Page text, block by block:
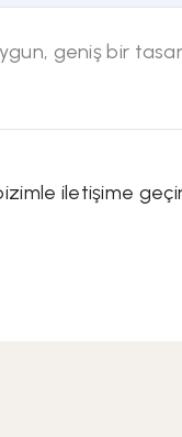
geniş bir
iletişime